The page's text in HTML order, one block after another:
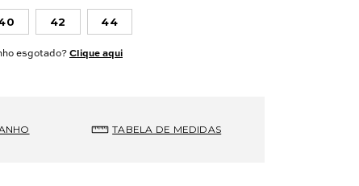
42 44
esgotado? Clique aqui
TABELA DE MEDIDAS